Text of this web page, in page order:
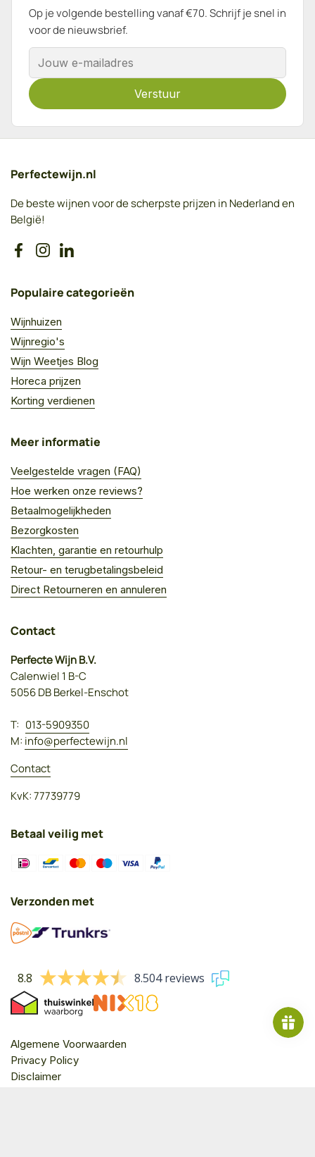
Op je volgende bestelling vanaf €70. Schrijf je snel in
voor de nieuwsbrief.
E-mailadres
Verstuur
Perfectewijn.nl
De beste wijnen voor de scherpste prijzen in Nederland en
België!
Facebook
InstagramLinkedIn
Populaire categorieën
Wijnhuizen
Wijnregio's
Wijn Weetjes Blog
Horeca prijzen
Korting verdienen
Meer informatie
Veelgestelde vragen (FAQ)
Hoe werken onze reviews?
Betaalmogelijkheden
Bezorgkosten
Klachten, garantie en retourhulp
Retour- en terugbetalingsbeleid
Direct Retourneren en annuleren
Contact
Perfecte Wijn B.V.
Calenwiel 1 B-C
5056 DB Berkel-Enschot
T: 013-5909350
M: info@perfectewijn.nl
Contact
KvK: 77739779
Betaal veilig met
Verzonden met
8.8 8.504 reviews
Algemene Voorwaarden
Privacy Policy
Disclaimer